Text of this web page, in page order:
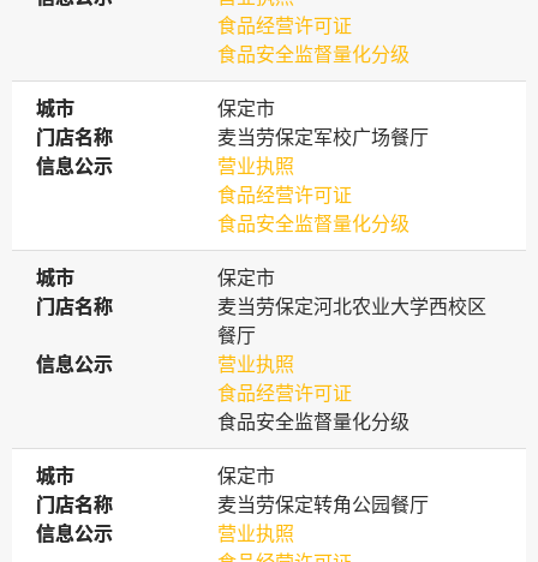
食品经营许可证
食品安全监督量化分级
城市
城市
保定市
门店名称
门店名称
麦当劳保定军校广场餐厅
信息公示
信息公示
营业执照
食品经营许可证
食品安全监督量化分级
城市
城市
保定市
门店名称
门店名称
麦当劳保定河北农业大学西校区
餐厅
信息公示
信息公示
营业执照
食品经营许可证
食品安全监督量化分级
城市
城市
保定市
门店名称
门店名称
麦当劳保定转角公园餐厅
信息公示
信息公示
营业执照